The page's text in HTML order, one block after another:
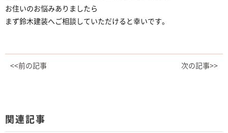
お住いのお悩みありましたら
まず鈴木建装へご相談していただけると幸いです。
<<前の記事 次の記事>>
関連記事